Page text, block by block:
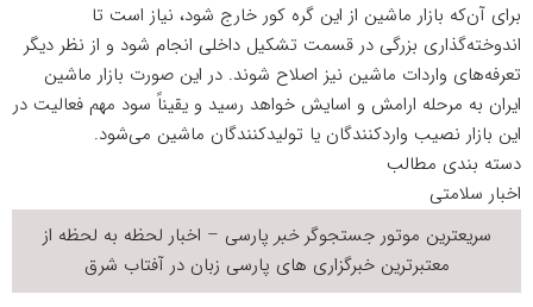
برای آن‌که بازار ماشین از این گره کور خارج شود، نیاز است تا
اندوخته‌گذاری بزرگی در قسمت تشکیل داخلی انجام شود و از نظر دیگر
تعرفه‌های واردات ماشین نیز اصلاح شوند. در این صورت بازار ماشین
ایران به مرحله ارامش و اسایش خواهد رسید و یقیناً سود مهم فعالیت در
این بازار نصیب واردکنندگان یا تولیدکنندگان ماشین می‌شود.
دسته بندی مطالب
اخبار سلامتی
سریعترین موتور جستجوگرخبر پارسی – اخبار لحظه به لحظه از
معتبرترین خبرگزاری های پارسی زبان درآفتاب شرق